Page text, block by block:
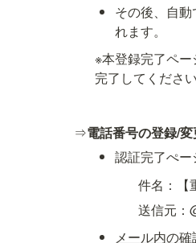
その後、自
れます。
※本登録完了ペ
完了してください
⇒電話番号の登録/
認証完了ぺー
件名：【
送信元：
メール内の